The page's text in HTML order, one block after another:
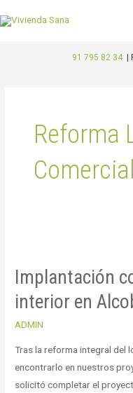
al
91 795 82 34 |
Reforma
Comercial
Implantación
interior en
ADMIN
Tras la reforma integral del
encontrarlo en nuestros
solicitó completar el
diseño
interior
en
Alcobendas